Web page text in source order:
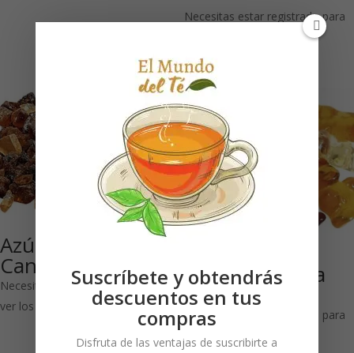
Necesitas estar registrado para
Azúcar moreno
Candy, a granel
Necesitas estar registrado para
ver los precios
Ositos de fruta
150 grs
Necesitas estar registrado para
ver los precios
Suscríbete y obtendrás
descuentos en tus
compras
Disfruta de las ventajas de suscribirte a